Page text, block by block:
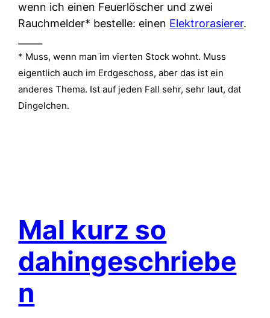
wenn ich einen Feuerlöscher und zwei
Rauchmelder* bestelle: einen Elektrorasierer.
* Muss, wenn man im vierten Stock wohnt. Muss
eigentlich auch im Erdgeschoss, aber das ist ein
anderes Thema. Ist auf jeden Fall sehr, sehr laut, dat
Dingelchen.
Mal kurz so
dahingeschriebe
n